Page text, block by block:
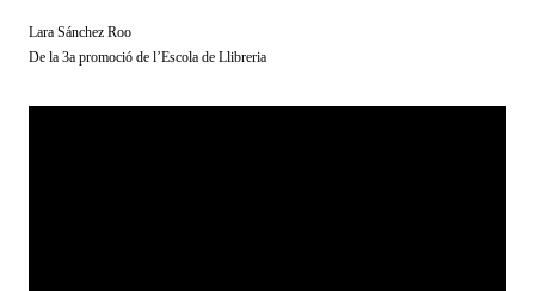
Lara Sánchez Roo
De la 3a promoció de l’Escola de Llibreria